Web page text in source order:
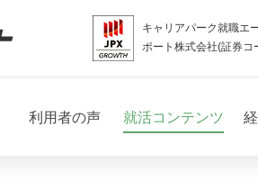
キャリアパーク就職エ
ポート株式会社(証券コ
利用者の声 就活コンテンツ